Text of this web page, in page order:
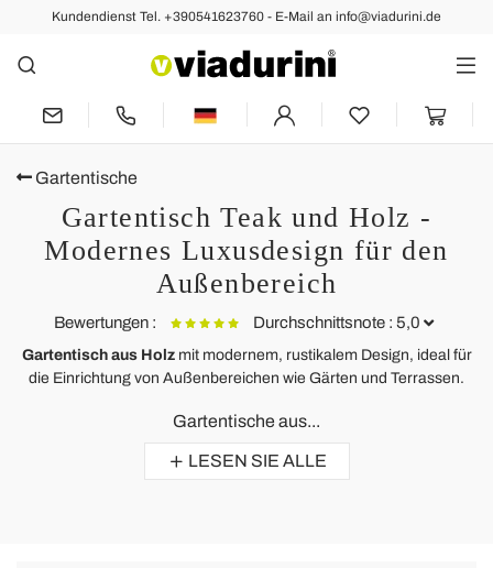
Kundendienst Tel. +390541623760 - E-Mail an info@viadurini.de
Gartentische
Gartentisch Teak und Holz -
Modernes Luxusdesign für den
Außenbereich
Bewertungen : Durchschnittsnote : 5,0
J'ai acheté cette table extensible en teck pour mon jardin et je n'aurais
pas pu faire un meilleur achat.
Belle table exactement comme je m'y attendais.
Gartentisch aus Holzmit modernem, rustikalem Design, ideal für
die Einrichtung von Außenbereichen wie Gärten und Terrassen.
Gartentische aus...
LESEN SIE ALLE